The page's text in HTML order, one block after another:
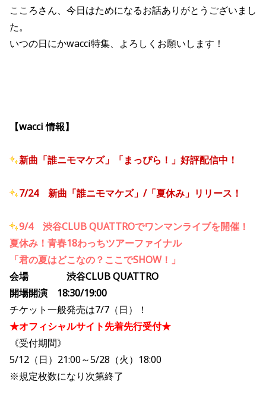
こころさん、今日はためになるお話ありがとうございまし
た。
いつの日にかwacci特集、よろしくお願いします！
【wacci 情報】
新曲「誰ニモマケズ」「まっぴら！」好評配信中！
7/24 新曲「誰ニモマケズ」/「夏休み」リリース！
9/4 渋谷CLUB QUATTROでワンマンライブを開催！
夏休み！青春18わっちツアーファイナル
「君の夏はどこなの？ここでSHOW！」
会場 渋谷CLUB QUATTRO
開場開演 18:30/19:00
チケット一般発売は7/7（日）！
★オフィシャルサイト先着先行受付★
《受付期間》
5/12（日）21:00～5/28（火）18:00
※規定枚数になり次第終了